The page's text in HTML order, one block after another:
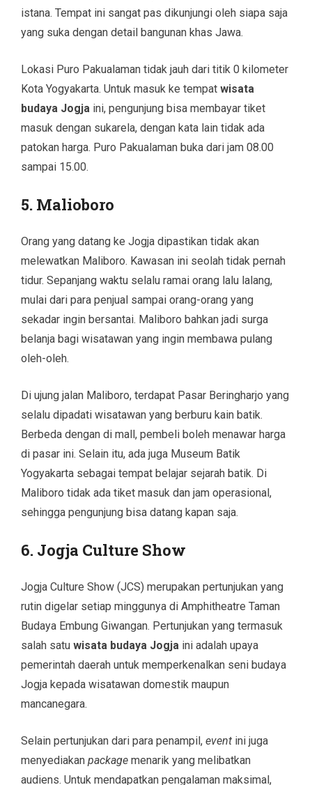
istana. Tempat ini sangat pas dikunjungi oleh siapa saja
yang suka dengan detail bangunan khas Jawa.
Lokasi Puro Pakualaman tidak jauh dari titik 0 kilometer
Kota Yogyakarta. Untuk masuk ke tempat wisata
budaya Jogja ini, pengunjung bisa membayar tiket
masuk dengan sukarela, dengan kata lain tidak ada
patokan harga. Puro Pakualaman buka dari jam 08.00
sampai 15.00.
5. Malioboro
Orang yang datang ke Jogja dipastikan tidak akan
melewatkan Maliboro. Kawasan ini seolah tidak pernah
tidur. Sepanjang waktu selalu ramai orang lalu lalang,
mulai dari para penjual sampai orang-orang yang
sekadar ingin bersantai. Maliboro bahkan jadi surga
belanja bagi wisatawan yang ingin membawa pulang
oleh-oleh.
Di ujung jalan Maliboro, terdapat Pasar Beringharjo yang
selalu dipadati wisatawan yang berburu kain batik.
Berbeda dengan di mall, pembeli boleh menawar harga
di pasar ini. Selain itu, ada juga Museum Batik
Yogyakarta sebagai tempat belajar sejarah batik. Di
Maliboro tidak ada tiket masuk dan jam operasional,
sehingga pengunjung bisa datang kapan saja.
6. Jogja Culture Show
Jogja Culture Show (JCS) merupakan pertunjukan yang
rutin digelar setiap minggunya di Amphitheatre Taman
Budaya Embung Giwangan. Pertunjukan yang termasuk
salah satu wisata budaya Jogja ini adalah upaya
pemerintah daerah untuk memperkenalkan seni budaya
Jogja kepada wisatawan domestik maupun
mancanegara.
Selain pertunjukan dari para penampil, event ini juga
menyediakan package menarik yang melibatkan
audiens. Untuk mendapatkan pengalaman maksimal,